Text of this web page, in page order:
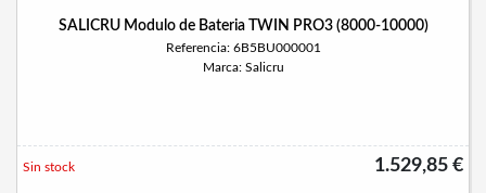
SALICRU Modulo de Bateria TWIN PRO3 (8000-10000)
Referencia: 6B5BU000001
Marca: Salicru
1.529,85 €
Sin stock